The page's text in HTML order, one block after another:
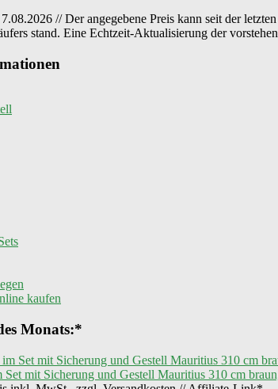
// Der angegebene Preis kann seit der
stand. Eine Echtzeit-Aktualisierung der
kaufen
Monats:*
mit Sicherung und Gestell Mauritius 310 cm